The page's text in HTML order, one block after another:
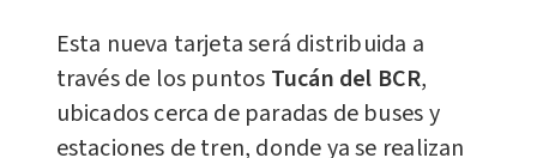
Esta nueva tarjeta será distribuida a
través de los puntos Tucán del BCR,
ubicados cerca de paradas de buses y
estaciones de tren, donde ya se realizan